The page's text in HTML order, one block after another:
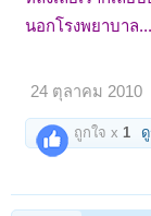
นอกโรงพยาบาล
24 ตุลาคม 2010
ถูกใจ x 1